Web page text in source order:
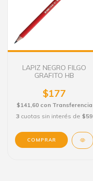
LAPIZ NEGRO FILGO
GRAFITO HB
$177
$141,60 con Transferencia
3 cuotas sin interés de $59